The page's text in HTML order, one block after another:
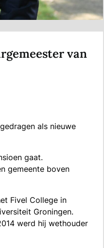
van
als nieuwe
gaat.
gemeente boven
Fivel College in
Groningen.
werd hij wethouder